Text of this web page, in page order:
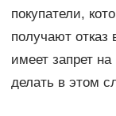
покупатели,
получают отказ
имеет запрет
делать в этом